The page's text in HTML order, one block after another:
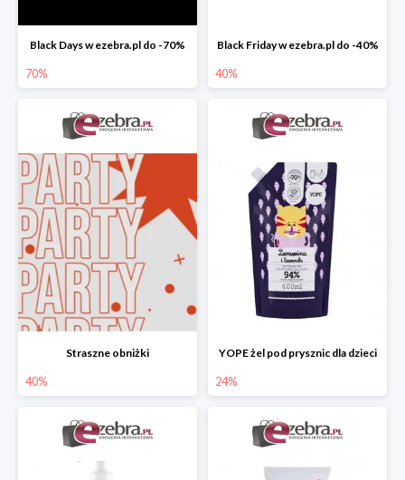
Black Days w ezebra.pl do -70%
70%
Black Friday w ezebra.pl do -40%
40%
Straszne obniżki
40%
YOPE żel pod prysznic dla dzieci
24%